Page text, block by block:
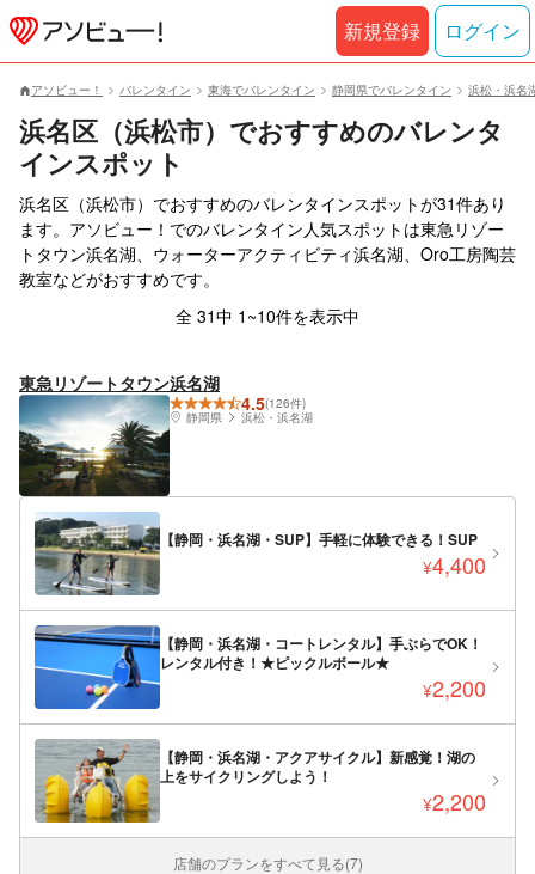
アソビュー！ バレンタイン 東海でバレンタイン 静岡県でバレンタイン 浜松・浜名
浜名区（浜松市）でおすすめのバレンタ
インスポット
浜名区（浜松市）でおすすめのバレンタインスポットが31件あり
ます。アソビュー！でのバレンタイン人気スポットは東急リゾー
トタウン浜名湖、ウォーターアクティビティ浜名湖、Oro工房陶芸
教室などがおすすめです。
全 31中 1~10件を表示中
東急リゾートタウン浜名湖
4.5(126件)
静岡県
浜松・浜名湖
【静岡・浜名湖・SUP】手軽に体験できる！SUP
¥4,400
【静岡・浜名湖・コートレンタル】手ぶらでOK！
レンタル付き！★ピックルボール★
¥2,200
【静岡・浜名湖・アクアサイクル】新感覚！湖の
上をサイクリングしよう！
¥2,200
店舗のプランをすべて見る(7)
新規登録 ログイン